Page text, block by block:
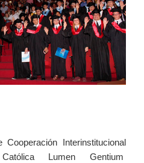
Interinstitucional
Lumen Gentium